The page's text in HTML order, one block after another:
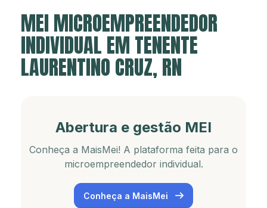
MEI MICROEMPREENDEDOR
INDIVIDUAL EM TENENTE
LAURENTINO CRUZ, RN
Abertura e gestão MEI
Conheça a MaisMei! A plataforma feita para o
microempreendedor individual.
Conheça a MaisMei